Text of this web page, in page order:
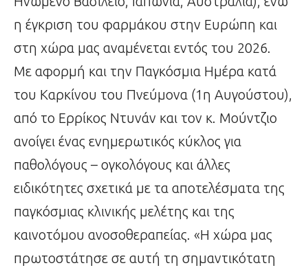
η έγκριση του φαρμάκου στην Ευρώπη και
στη χώρα μας αναμένεται εντός του 2026.
Με αφορμή και την Παγκόσμια Ημέρα κατά
του Καρκίνου του Πνεύμονα (1η Αυγούστου),
από το Ερρίκος Ντυνάν και τον κ. Μούντζιο
ανοίγει ένας ενημερωτικός κύκλος για
παθολόγους – ογκολόγους και άλλες
ειδικότητες σχετικά με τα αποτελέσματα της
παγκόσμιας κλινικής μελέτης και της
καινοτόμου ανοσοθεραπείας. «Η χώρα μας
πρωτοστάτησε σε αυτή τη σημαντικότατη